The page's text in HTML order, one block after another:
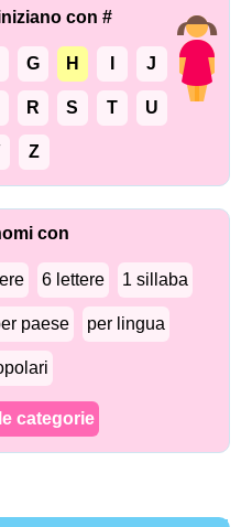
con #
G H J
R S T U
Z
con
6 lettere 1 sillaba
paese per lingua
categorie